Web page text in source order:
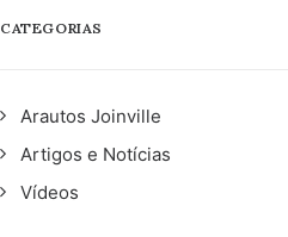
CATEGORIAS
Arautos Joinville
Artigos e Notícias
Vídeos